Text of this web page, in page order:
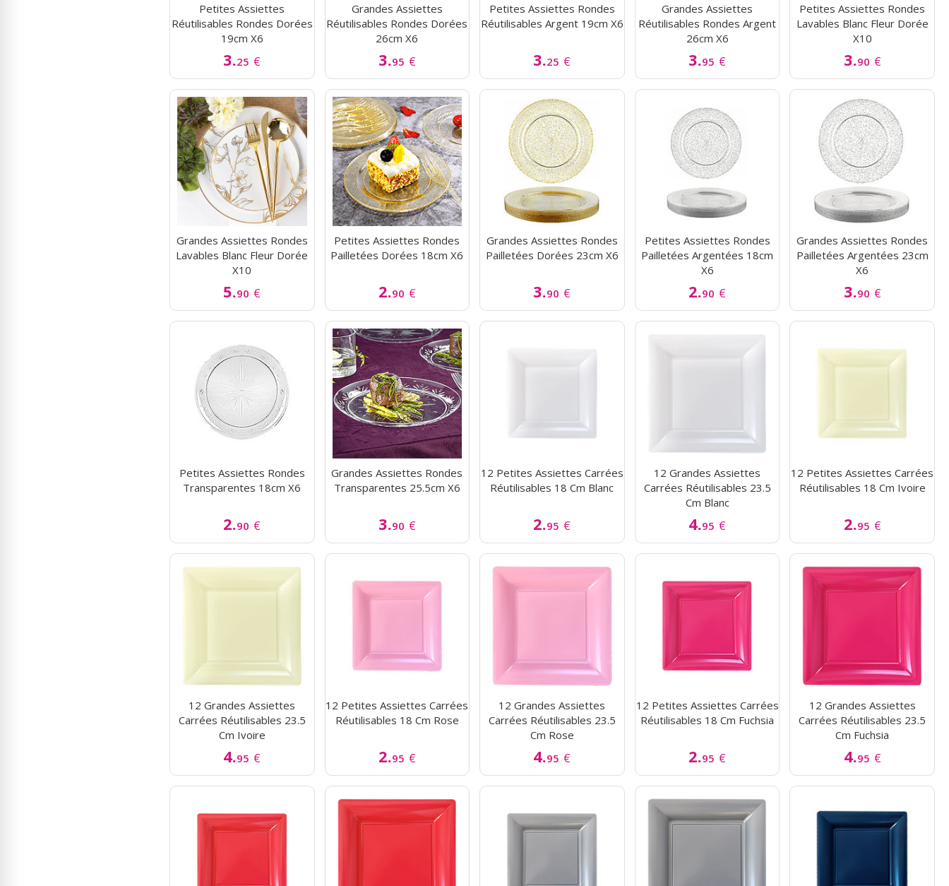
Petites Assiettes
Réutilisables Rondes Dorées
19cm X6
3.25 €
Grandes Assiettes
Réutilisables Rondes Dorées
26cm X6
3.95 €
Petites Assiettes Rondes
Réutilisables Argent 19cm X6
3.25 €
Grandes Assiettes
Réutilisables Rondes Argent
26cm X6
3.95 €
Petites Assiettes Rondes
Lavables Blanc Fleur Dorée
X10
3.90 €
Grandes Assiettes Rondes
Lavables Blanc Fleur Dorée
X10
5.90 €
Petites Assiettes Rondes
Pailletées Dorées 18cm X6
2.90 €
Grandes Assiettes Rondes
Pailletées Dorées 23cm X6
3.90 €
Petites Assiettes Rondes
Pailletées Argentées 18cm
X6
2.90 €
Grandes Assiettes Rondes
Pailletées Argentées 23cm
X6
3.90 €
Petites Assiettes Rondes
Transparentes 18cm X6
2.90 €
Grandes Assiettes Rondes
Transparentes 25.5cm X6
3.90 €
12 Petites Assiettes Carrées
Réutilisables 18 Cm Blanc
2.95 €
12 Grandes Assiettes
Carrées Réutilisables 23.5
Cm Blanc
4.95 €
12 Petites Assiettes Carrées
Réutilisables 18 Cm Ivoire
2.95 €
12 Grandes Assiettes
Carrées Réutilisables 23.5
Cm Ivoire
4.95 €
12 Petites Assiettes Carrées
Réutilisables 18 Cm Rose
2.95 €
12 Grandes Assiettes
Carrées Réutilisables 23.5
Cm Rose
4.95 €
12 Petites Assiettes Carrées
Réutilisables 18 Cm Fuchsia
2.95 €
12 Grandes Assiettes
Carrées Réutilisables 23.5
Cm Fuchsia
4.95 €